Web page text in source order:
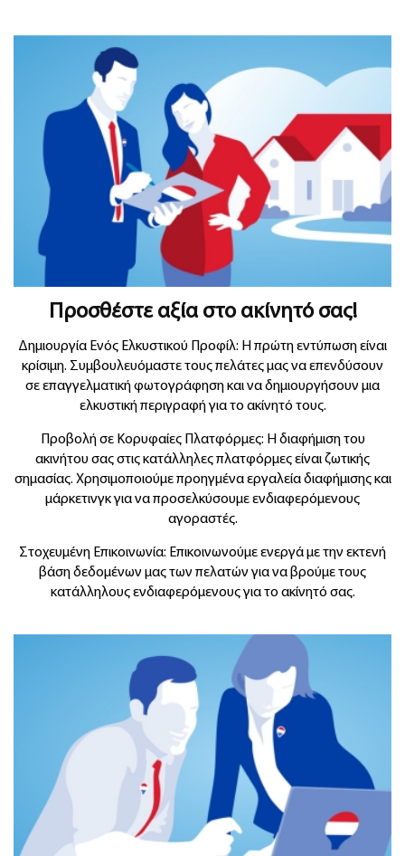
Προσθέστε αξία στο ακίνητό σας!
Δημιουργία Ενός Ελκυστικού Προφίλ: Η πρώτη εντύπωση είναι
κρίσιμη. Συμβουλευόμαστε τους πελάτες μας να επενδύσουν
σε επαγγελματική φωτογράφηση και να δημιουργήσουν μια
ελκυστική περιγραφή για το ακίνητό τους.
Προβολή σε Κορυφαίες Πλατφόρμες: Η διαφήμιση του
ακινήτου σας στις κατάλληλες πλατφόρμες είναι ζωτικής
σημασίας. Χρησιμοποιούμε προηγμένα εργαλεία διαφήμισης και
μάρκετινγκ για να προσελκύσουμε ενδιαφερόμενους
αγοραστές.
Στοχευμένη Επικοινωνία: Επικοινωνούμε ενεργά με την εκτενή
βάση δεδομένων μας των πελατών για να βρούμε τους
κατάλληλους ενδιαφερόμενους για το ακίνητό σας.